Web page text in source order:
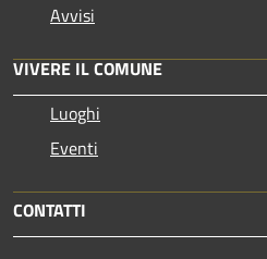
Avvisi
VIVERE IL COMUNE
Luoghi
Eventi
CONTATTI